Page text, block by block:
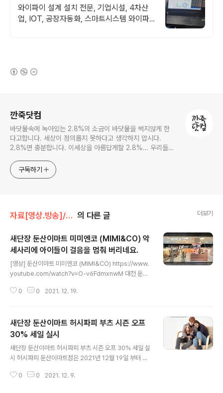
상담 및 견적
와이파이 설계 설치 전문, 기업시설, 4차산
업, IOT, 공장자동화, 스마트시스템 와이파
깐죽닷컴
바닷물속에 녹아있는 2.8%의 소금이 바닷물을 썩지않게 한
다고합니다. 세상이 정의롭지 못하다고 생각하지 맙시다.
2.8%면 충분합니다. 이세상을 아름답게할 2.8%... 우리들의
구독하기
자료[영상.방송]/협력사홍보 의 다른 글 더보기
새단장 둔산이마트 미미엔코 (MIMI&CO) 악
세사리에 아이들이 걸음을 멈춰 버리네요.
[영상] 둔산이마트 미미엔코 (MIMI&CO) https://www.
youtube.com/watch?v=O-v6FdmxnwM 대전 둔산
산동 959-2) #미미엔코 #mimi&co #미미앤코 #대전미
화 #미미앤코악세사리 최고의 기술을 보유한 중.소상공인
의 놀이터 미디어테크 http://media-tech.kr 대한민국
최고의 기술 미디어테크 대한민국 최고의 기술이 한자리에
모여있습니다. 고객의 삶에 빛과 소금이되는 미디어테크는
더욱 더 신뢰할 수 있는 제품으로 고객의 믿음에 보답하겠
습니다. media-tech.kr
0 0 2021. 12. 19.
새단장 둔산이마트 허시파피 부츠 시즌 오프
30% 세일 실시
새단장 둔산이마트 허시파피 부츠 시즌 오프 30% 세일 실
시 허시파피 둔산이마트점은 2021년 12월 19일 부터 시
로나로 힘든 시기 기운 내시고 좀더 저렴한 가격으로 겨울
0 0 2021. 12. 9.